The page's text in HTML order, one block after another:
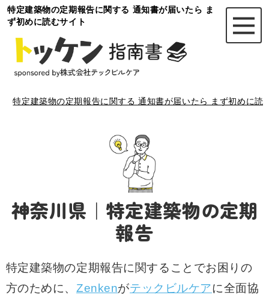
特定建築物の定期報告に関する 通知書が届いたら ま
ず初めに読むサイト
特定建築物の定期報告に関する 通知書が届いたら まず初めに読
神奈川県｜特定建築物の定期
報告
特定建築物の定期報告に関することでお困りの
方のために、 Zenkenがテックビルケアに全面協